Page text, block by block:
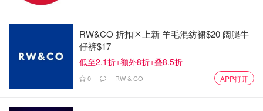
RW&CO 折扣区上新 羊毛混纺裙$20 阔腿牛
仔裤$17
低至2.1折+额外8折+叠8.5折
0 RW & CO APP打开